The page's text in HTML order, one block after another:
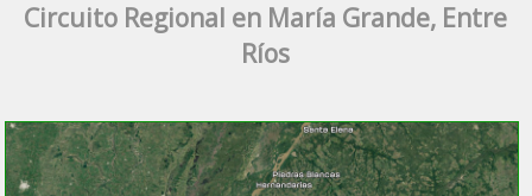
Circuito Regional en María Grande, Entre
Ríos